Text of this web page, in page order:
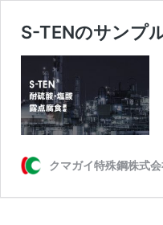
S-TENのサンプ
クマガイ特殊鋼株式